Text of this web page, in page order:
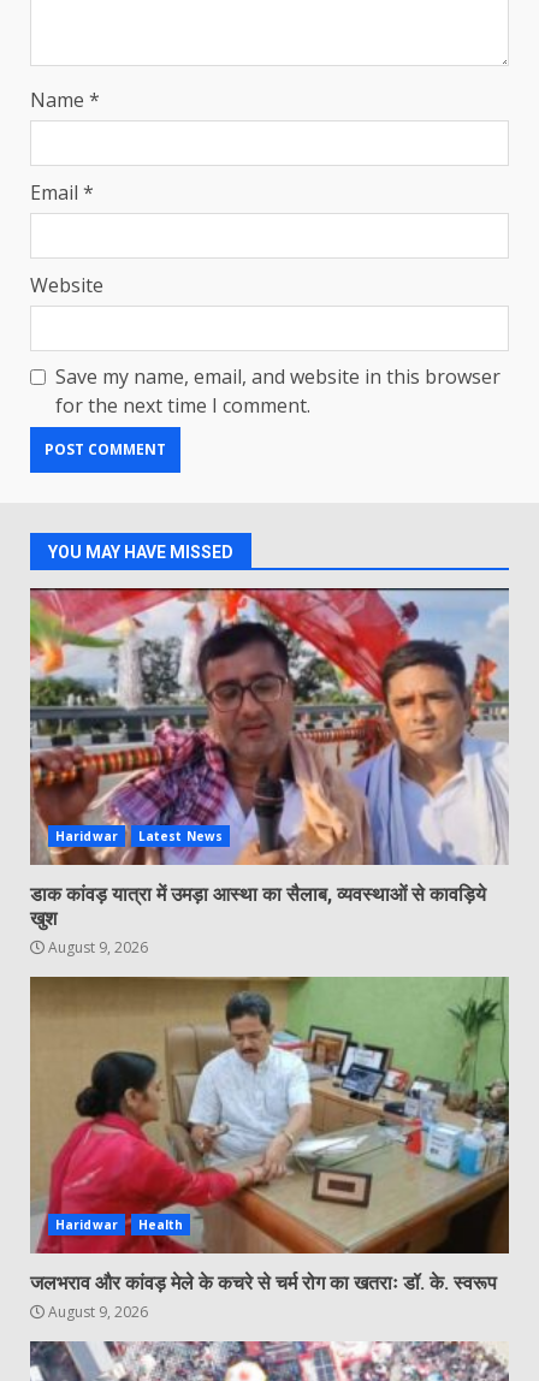
Name *
Email *
Website
Save my name, email, and website in this browser
for the next time I comment.
YOU MAY HAVE MISSED
Haridwar Latest News
डाक कांवड़ यात्रा में उमड़ा आस्था का सैलाब, व्यवस्थाओं से कावड़िये
खुश
August 9, 2026
Haridwar Health
जलभराव और कांवड़ मेले के कचरे से चर्म रोग का खतराः डॉ. के. स्वरूप
August 9, 2026